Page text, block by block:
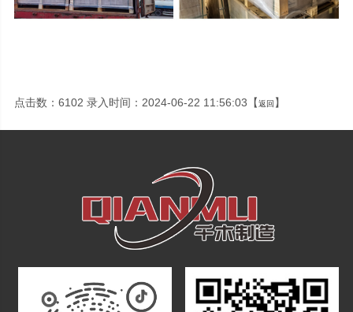
点击数：6102 录入时间：2024-06-22 11:56:03【返回 】